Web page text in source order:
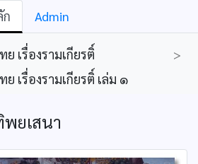
Admin
เรื่องรามเกียรติ์
>
เรื่องรามเกียรติ์ เล่ม ๑
ยเสนา